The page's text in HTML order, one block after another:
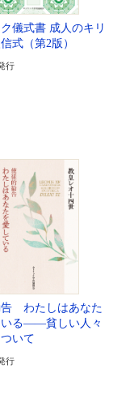
儀式書 成人のキリ
式（第2版）
行
告 わたしはあなた
いる――貧しい人々
いて
行